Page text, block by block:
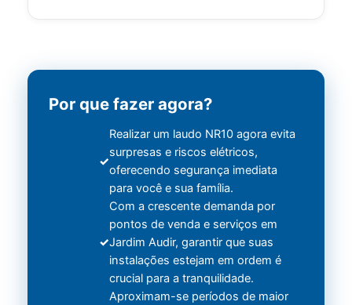
Por que fazer agora?
Realizar um laudo NR10 agora evita
surpresas e riscos elétricos,
oferecendo segurança imediata
para você e sua família.
Com a crescente demanda por
pontos de venda e serviços em
Jardim Audir, garantir que suas
instalações estejam em ordem é
crucial para a tranquilidade.
Aproximam-se períodos de maior